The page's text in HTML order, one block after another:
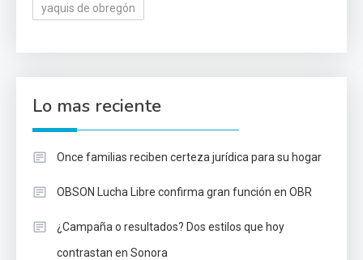
yaquis de obregón
Lo mas reciente
Once familias reciben certeza jurídica para su hogar
OBSON Lucha Libre confirma gran función en OBR
¿Campaña o resultados? Dos estilos que hoy
contrastan en Sonora